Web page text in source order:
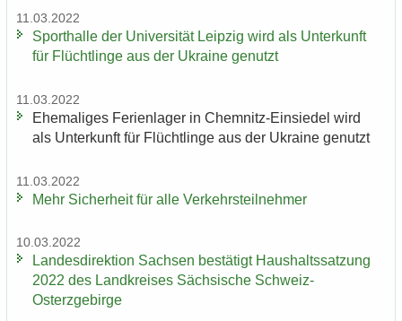
11.03.2022
Sport­hal­le der Uni­ver­si­tät Leip­zig wird als Un­ter­kunft
für Flücht­lin­ge aus der Ukrai­ne ge­nutzt
11.03.2022
Ehe­ma­li­ges Fe­ri­en­la­ger in Chemnitz-​Einsiedel wird
als Un­ter­kunft für Flücht­lin­ge aus der Ukrai­ne ge­nutzt
11.03.2022
Mehr Si­cher­heit für alle Ver­kehrs­teil­neh­mer
10.03.2022
Lan­des­di­rek­ti­on Sach­sen be­stä­tigt Haus­halts­sat­zung
2022 des Land­krei­ses Säch­si­sche Schweiz-​
Osterzgebirge